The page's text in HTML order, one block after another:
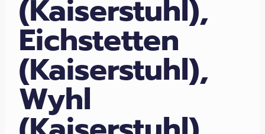
(Kaiserstuhl),
Eichstetten
(Kaiserstuhl),
Wyhl